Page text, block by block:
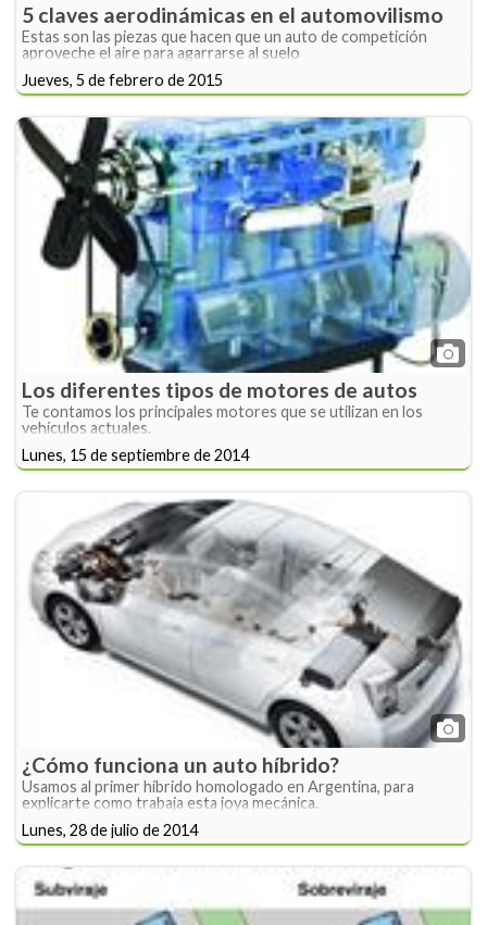
5 claves aerodinámicas en el automovilismo
Estas son las piezas que hacen que un auto de competición
aproveche el aire para agarrarse al suelo
Jueves, 5 de febrero de 2015
Los diferentes tipos de motores de autos
Te contamos los principales motores que se utilizan en los
vehículos actuales.
Lunes, 15 de septiembre de 2014
¿Cómo funciona un auto híbrido?
Usamos al primer híbrido homologado en Argentina, para
explicarte como trabaja esta joya mecánica.
Lunes, 28 de julio de 2014